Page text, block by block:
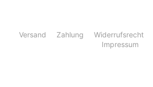
Versand Zahlung Widerrufsrecht
Impressum